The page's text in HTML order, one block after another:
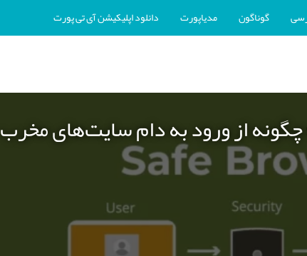
گوناگون مدیاپورت دانلود اپلیکیشن آی تی پورت
چگونه از ورود به دام سایت‌های مخرب